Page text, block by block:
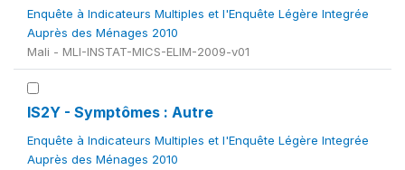
Enquête à Indicateurs Multiples et l'Enquête Légère Integrée
Auprès des Ménages 2010
Mali - MLI-INSTAT-MICS-ELIM-2009-v01
IS2Y - Symptômes : Autre
Enquête à Indicateurs Multiples et l'Enquête Légère Integrée
Auprès des Ménages 2010